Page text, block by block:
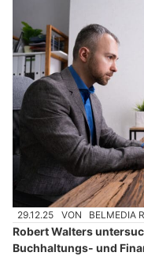
29.12.25 VON BELMEDIA
Robert Walters
Buchhaltungs- und